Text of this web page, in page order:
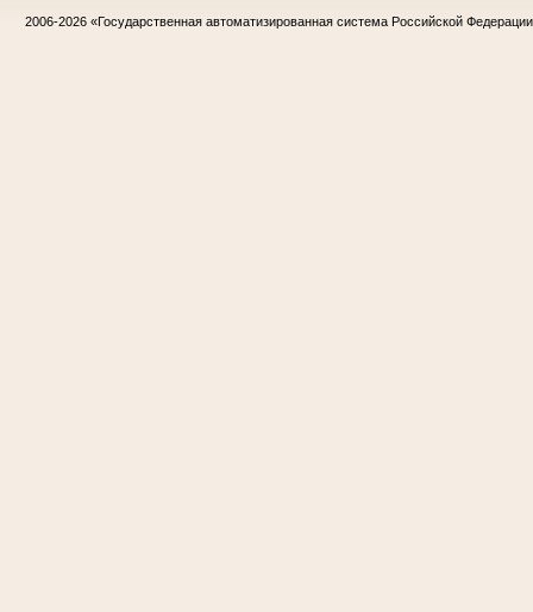
2006-2026 «Государственная автоматизированная система Российской